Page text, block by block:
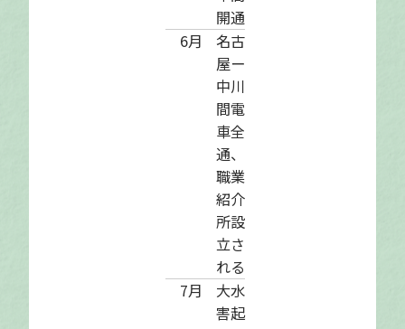
開通
6月
名古
屋ー
中川
間電
車全
通、
職業
紹介
所設
立さ
れる
7月
大水
害起